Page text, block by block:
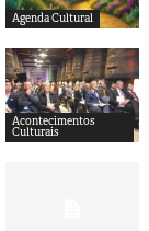
Agenda Cultural
Acontecimentos
Culturais